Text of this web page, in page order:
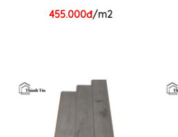
455.000đ/m2